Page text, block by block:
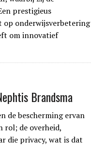
prestigieus
op onderwijsverbetering
om innovatief
Brandsma
de bescherming ervan
rol; de overheid,
die privacy, wat is dat